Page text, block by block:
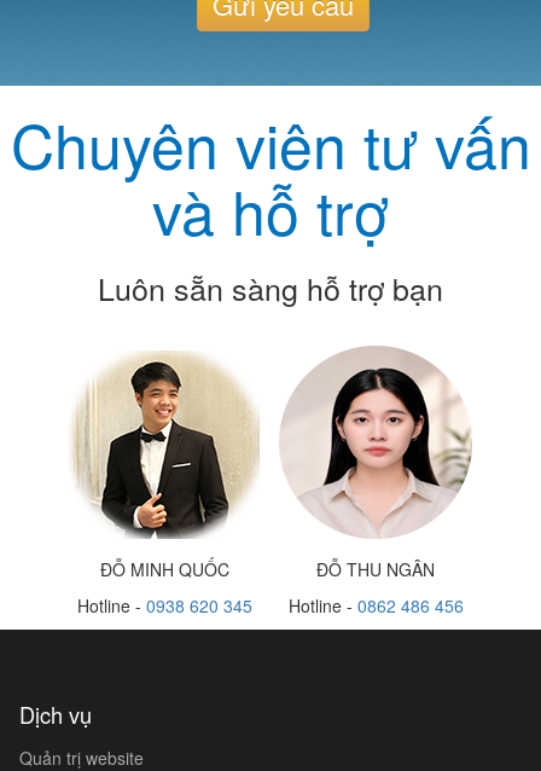
Chuyên viên tư vấn
và hỗ trợ
Luôn sẵn sàng hỗ trợ bạn
ĐỖ MINH QUỐC
Hotline - 0938 620 345
ĐỖ THU NGÂN
Hotline - 0862 486 456
Dịch vụ
Quản trị website